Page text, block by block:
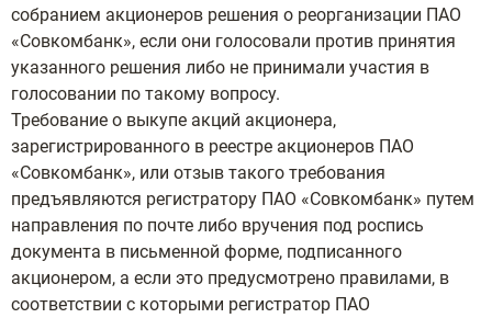
собранием акционеров решения о реорганизации ПАО
«Совкомбанк», если они голосовали против принятия
указанного решения либо не принимали участия в
голосовании по такому вопросу.
Требование о выкупе акций акционера,
зарегистрированного в реестре акционеров ПАО
«Совкомбанк», или отзыв такого требования
предъявляются регистратору ПАО «Совкомбанк» путем
направления по почте либо вручения под роспись
документа в письменной форме, подписанного
акционером, а если это предусмотрено правилами, в
соответствии с которыми регистратор ПАО